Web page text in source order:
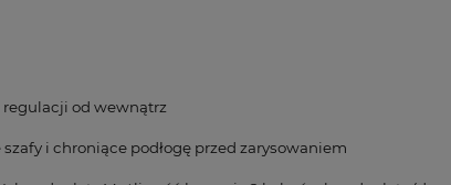
regulacji od wewnątrz
i chroniące podłogę przed zarysowaniem